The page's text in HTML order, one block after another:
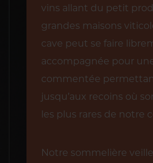
vins allant du petit
grandes maisons
cave peut se faire
accompagnée pour
commentée
jusqu’aux recoins où
les plus rares de notre
Notre sommelière